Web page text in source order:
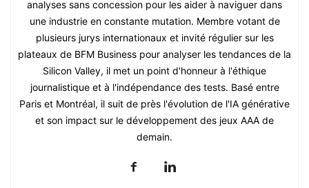
analyses sans concession pour les aider à naviguer dans
une industrie en constante mutation. Membre votant de
plusieurs jurys internationaux et invité régulier sur les
plateaux de BFM Business pour analyser les tendances de la
Silicon Valley, il met un point d'honneur à l'éthique
journalistique et à l'indépendance des tests. Basé entre
Paris et Montréal, il suit de près l'évolution de l'IA générative
et son impact sur le développement des jeux AAA de
demain.